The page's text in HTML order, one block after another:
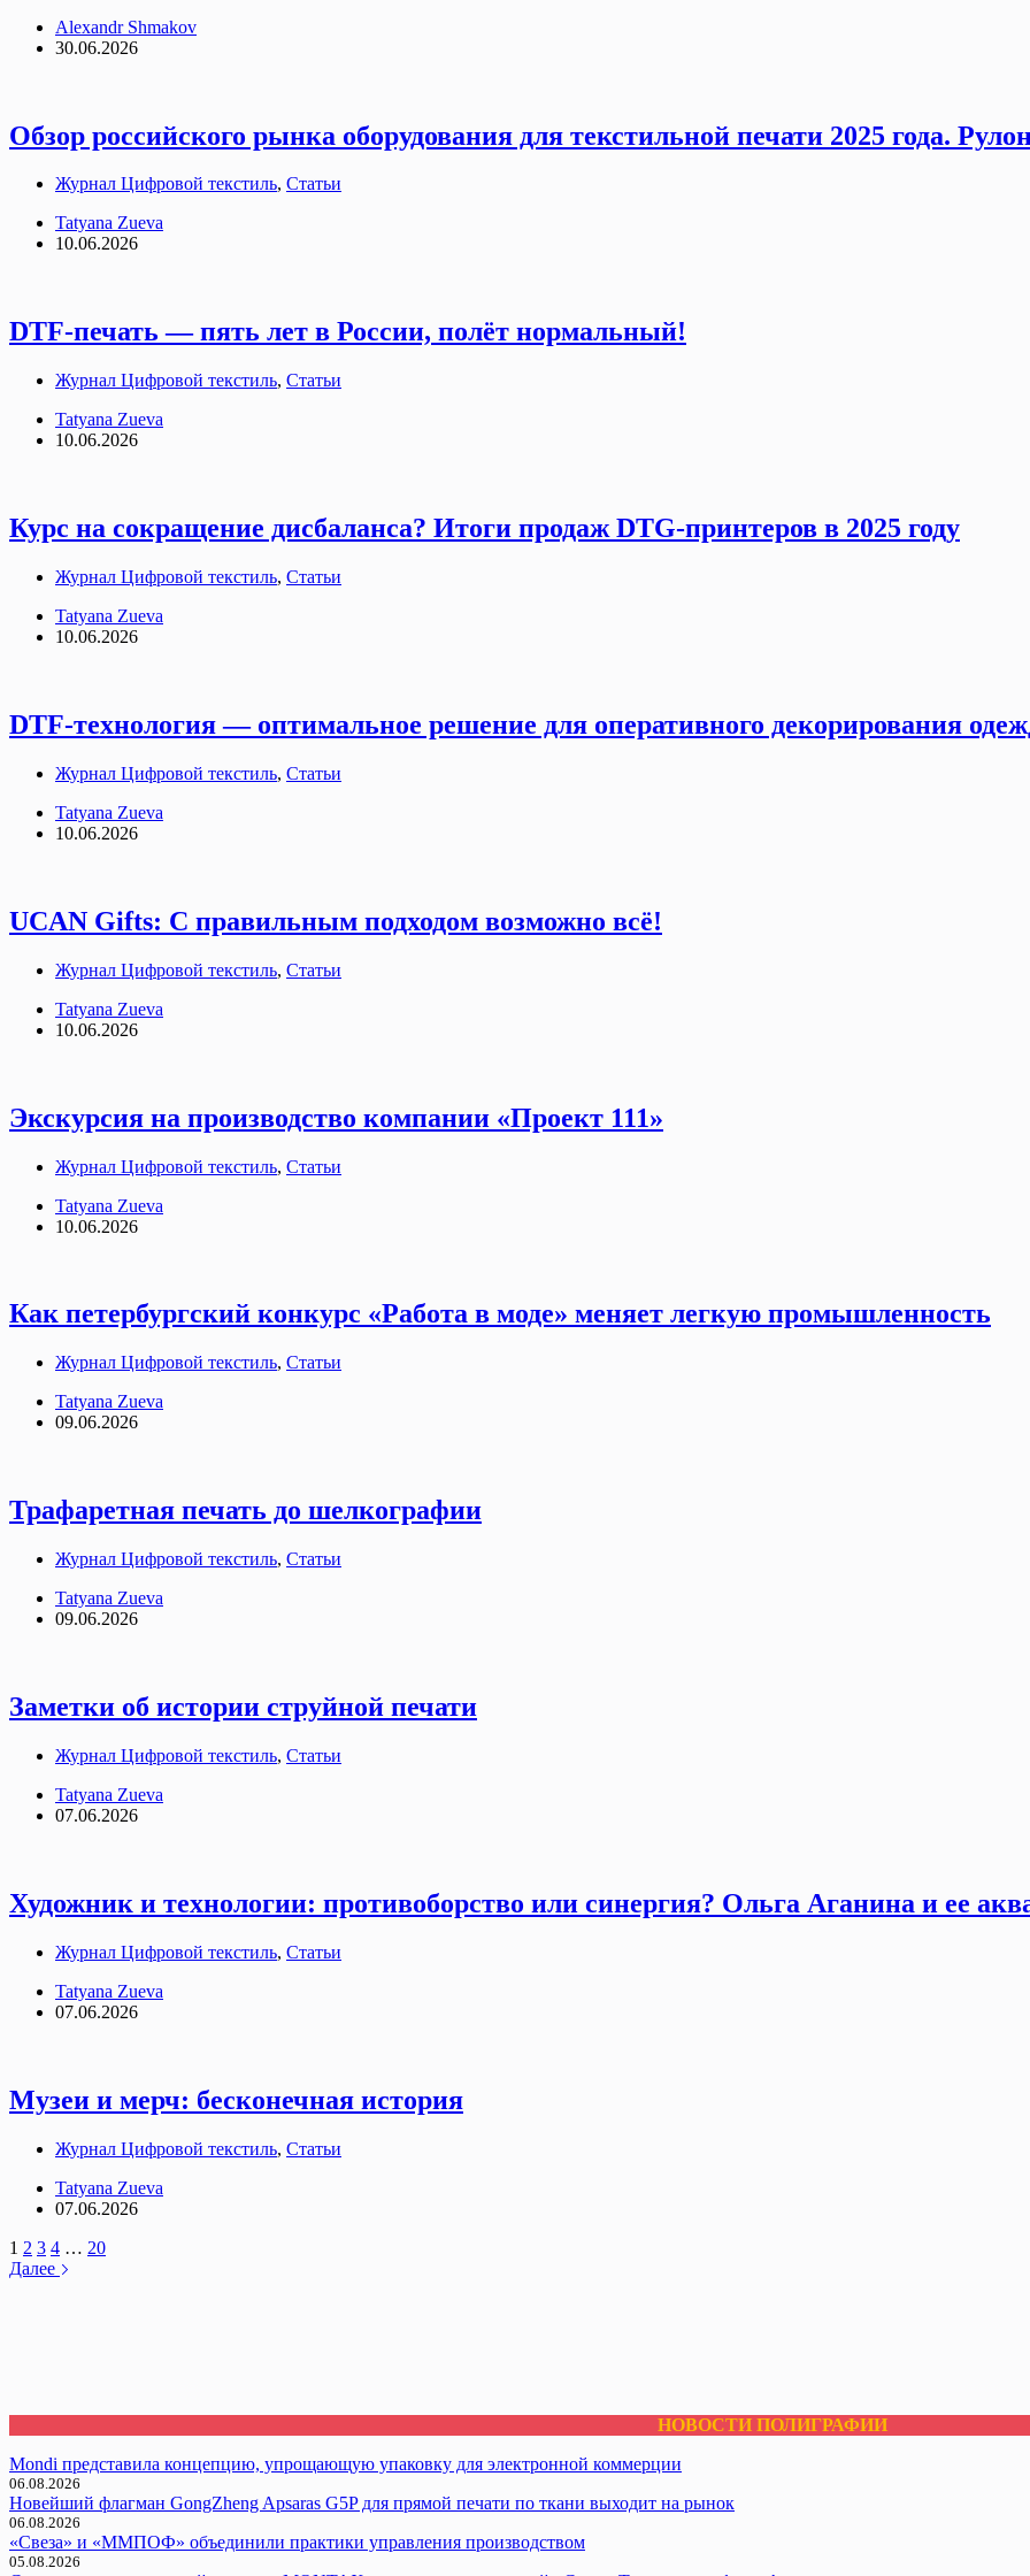
Alexandr Shmakov
30.06.2026
Обзор российского рынка оборудования для текстильной печати 2025 года.
Журнал Цифровой текстиль, Статьи
Tatyana Zueva
10.06.2026
DTF-печать — пять лет в России, полёт нормальный!
Журнал Цифровой текстиль, Статьи
Tatyana Zueva
10.06.2026
Курс на сокращение дисбаланса? Итоги продаж DTG-принтеров в 2025 году
Журнал Цифровой текстиль, Статьи
Tatyana Zueva
10.06.2026
DTF-технология — оптимальное решение для оперативного декорирования
Журнал Цифровой текстиль, Статьи
Tatyana Zueva
10.06.2026
UCAN Gifts: С правильным подходом возможно всё!
Журнал Цифровой текстиль, Статьи
Tatyana Zueva
10.06.2026
Экскурсия на производство компании «Проект 111»
Журнал Цифровой текстиль, Статьи
Tatyana Zueva
10.06.2026
Как петербургский конкурс «Работа в моде» меняет легкую промышленность
Журнал Цифровой текстиль, Статьи
Tatyana Zueva
09.06.2026
Трафаретная печать до шелкографии
Журнал Цифровой текстиль, Статьи
Tatyana Zueva
09.06.2026
Заметки об истории струйной печати
Журнал Цифровой текстиль, Статьи
Tatyana Zueva
07.06.2026
Художник и технологии: противоборство или синергия? Ольга Аганина и ее
Журнал Цифровой текстиль, Статьи
Tatyana Zueva
07.06.2026
Музеи и мерч: бесконечная история
Журнал Цифровой текстиль, Статьи
Tatyana Zueva
07.06.2026
1 2 3 4 … 20
Далее
НОВОСТИ ПОЛИГРАФИИ
Mondi представила концепцию, упрощающую упаковку для электронной коммерции
06.08.2026
Новейший флагман GongZheng Apsaras G5P для прямой печати по ткани выходит на рынок
06.08.2026
«Свеза» и «ММПОФ» объединили практики управления производством
05.08.2026